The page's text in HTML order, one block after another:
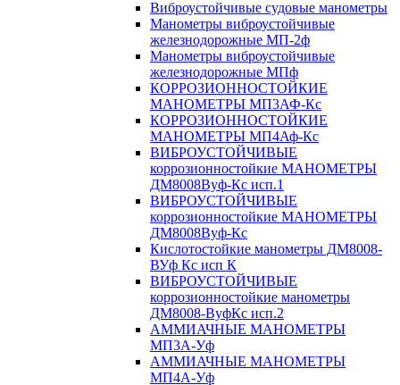
Виброустойчивые судовые манометры
Манометры виброустойчивые
железнодорожные МП-2ф
Манометры виброустойчивые
железнодорожные МПф
КОРРОЗИОННОСТОЙКИЕ
МАНОМЕТРЫ МП3АФ-Кс
КОРРОЗИОННОСТОЙКИЕ
МАНОМЕТРЫ МП4Аф-Кс
ВИБРОУСТОЙЧИВЫЕ
коррозионностойкие МАНОМЕТРЫ
ДМ8008Вуф-Кс исп.1
ВИБРОУСТОЙЧИВЫЕ
коррозионностойкие МАНОМЕТРЫ
ДМ8008Вуф-Кс
Кислотостойкие манометры ДМ8008-
ВУф Кс исп К
ВИБРОУСТОЙЧИВЫЕ
коррозионностойкие манометры
ДМ8008-ВуфКс исп.2
АММИАЧНЫЕ МАНОМЕТРЫ
МП3А-Уф
АММИАЧНЫЕ МАНОМЕТРЫ
МП4А-Уф